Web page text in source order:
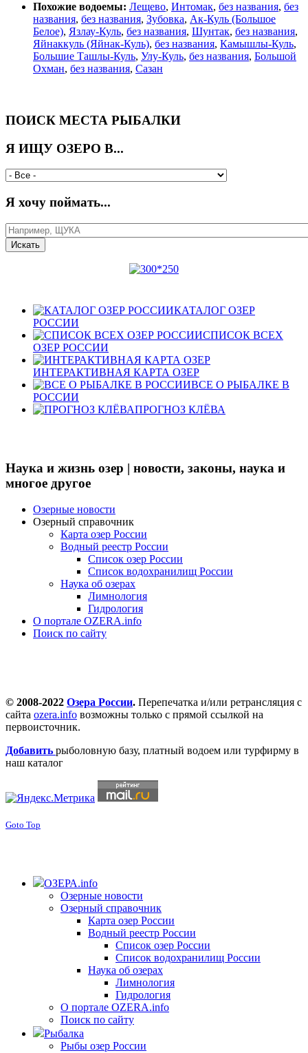
Похожие водоемы: Лещево, Интомак, без названия, без
названия, без названия, Зубовка, Ак-Куль (Большое
Белое), Язлау-Куль, без названия, Шунтак, без названия,
Яйнаккуль (Яйнак-Куль), без названия, Камышлы-Куль,
Большие Ташлы-Куль, Улу-Куль, без названия, Большой
Охман, без названия, Сазан
ПОИСК МЕСТА РЫБАЛКИ
Я ИЩУ ОЗЕРО В...
Я хочу поймать...
КАТАЛОГ ОЗЕР
РОССИИ
СПИСОК ВСЕХ
ОЗЕР РОССИИ
ИНТЕРАКТИВНАЯ КАРТА ОЗЕР
ВСЕ О РЫБАЛКЕ В
РОССИИ
ПРОГНОЗ КЛЁВА
Наука и жизнь озер | новости, законы, наука и
многое другое
Озерные новости
Озерный справочник
Карта озер России
Водный реестр России
Список озер России
Список водохранилищ России
Наука об озерах
Лимнология
Гидрология
О портале OZERA.info
Поиск по сайту
© 2008-2022 Озера России. Перепечатка и/или ретрансляция с
сайта ozera.info возможны только с прямой ссылкой на
первоисточник.
Добавить рыболовную базу, платный водоем или турфирму в
наш каталог
Goto Top
ОЗЕРА.info
Озерные новости
Озерный справочник
Карта озер России
Водный реестр России
Список озер России
Список водохранилищ России
Наука об озерах
Лимнология
Гидрология
О портале OZERA.info
Поиск по сайту
Рыбалка
Рыбы озер России